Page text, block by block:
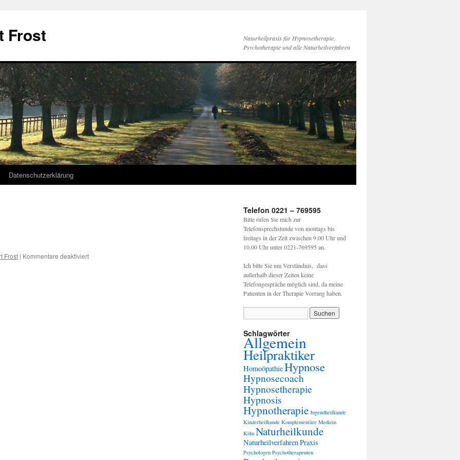
Frost
Naturheilpraxis für Hypnosetherapie,
Psychotherapie und alle Naturheilverfahren
Datenschutzerklärung
Frost | Kommentare deaktiviertfür
Telefon 0221 – 769595
Bitte rufen Sie mich zur
Telefonsprechstunde von montags bis
freitags in der Zeit zwischen 9.00 Uhr und
10.00 Uhr unter 0221-769595 an.
Ich bitte Sie um Verständnis, dass
außerhalb dieser Zeiten keine
Telefongespräche möglich sind, da meine
Patienten in der Therapie Vorrang haben.
Schlagwörter
Allgemein
Heilpraktiker
HomoöpathieHypnose
Hypnosecoach
Hypnosetherapie
Hypnosis
Hypnotherapie Jugendheilkunde
Kinderheilkunde Komplementäre Medizin
Köln Naturheilkunde
NaturheilverfahrenPraxis
Psychologen Psychotherapeuten